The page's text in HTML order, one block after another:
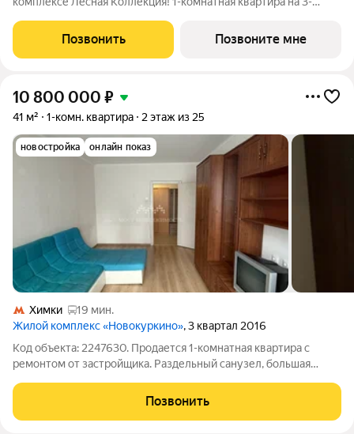
жилой комплекс для тех, кто хочет жить в комфортной
городской среде и при этом быть
Позвонить Позвоните мне
10 800 000 ₽
41 м² 1-комн. квартира 2 этаж из 25
новостройка онлайн показ
Химки
19 мин.
Жилой комплекс «Новокуркино», 3 квартал 2016
Код объекта: 2247630. Продается 1-комнатная квартира с
ремонтом от застройщика. Раздельный санузел, большая
места для хранения, из кухни выход на балкон. Вид во двор.
Мебель остается по
Позвонить